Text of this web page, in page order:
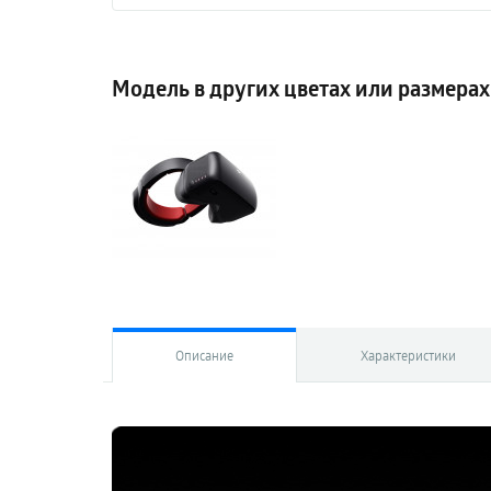
Модель в других цветах или размерах
Описание Характеристики